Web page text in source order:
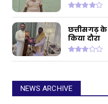
छत्तीसगढ़ के
किया दौरा
NEWS ARCHIVE